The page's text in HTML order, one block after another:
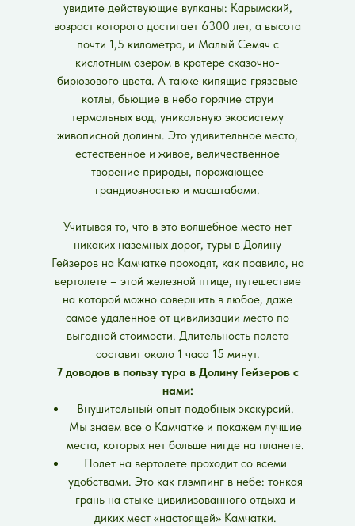
увидите действующие вулканы: Карымский,
возраст которого достигает 6300 лет, а высота
почти 1,5 километра, и Малый Семяч с
кислотным озером в кратере сказочно-
бирюзового цвета. А также кипящие грязевые
котлы, бьющие в небо горячие струи
термальных вод, уникальную экосистему
живописной долины. Это удивительное место,
естественное и живое, величественное
творение природы, поражающее
грандиозностью и масштабами.
Учитывая то, что в это волшебное место нет
никаких наземных дорог, туры в Долину
Гейзеров на Камчатке проходят, как правило, на
вертолете – этой железной птице, путешествие
на которой можно совершить в любое, даже
самое удаленное от цивилизации место по
выгодной стоимости. Длительность полета
составит около 1 часа 15 минут.
7 доводов в пользу тура в Долину Гейзеров с
нами:
Внушительный опыт подобных экскурсий.
Мы знаем все о Камчатке и покажем лучшие
места, которых нет больше нигде на планете.
Полет на вертолете проходит со всеми
удобствами. Это как глэмпинг в небе: тонкая
грань на стыке цивилизованного отдыха и
диких мест «настоящей» Камчатки.